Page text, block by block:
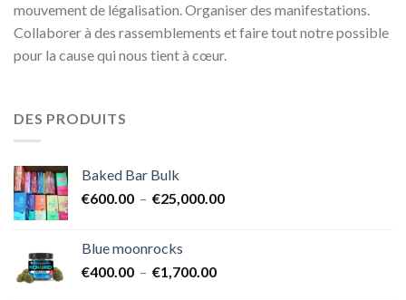
mouvement de légalisation. Organiser des manifestations.
Collaborer à des rassemblements et faire tout notre possible
pour la cause qui nous tient à cœur.
DES PRODUITS
Baked Bar Bulk
€600.00 – €25,000.00Plage
Blue moonrocks
€400.00 – €1,700.00Plage